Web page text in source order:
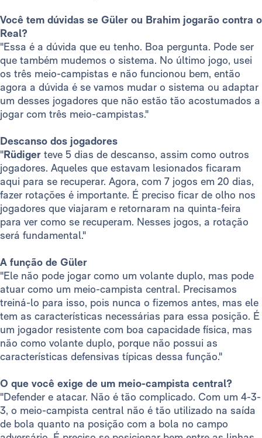
Você tem dúvidas se Güler ou Brahim jogarão contra o
Real?
"Essa é a dúvida que eu tenho. Boa pergunta. Pode ser
que também mudemos o sistema. No último jogo, usei
os três meio-campistas e não funcionou bem, então
agora a dúvida é se vamos mudar o sistema ou adaptar
um desses jogadores que não estão tão acostumados a
jogar com três meio-campistas."
Descanso dos jogadores
"Rüdiger teve 5 dias de descanso, assim como outros
jogadores. Aqueles que estavam lesionados ficaram
aqui para se recuperar. Agora, com 7 jogos em 20 dias,
fazer rotações é importante. É preciso ficar de olho nos
jogadores que viajaram e retornaram na quinta-feira
para ver como se recuperam. Nesses jogos, a rotação
será fundamental."
A função de Güler
"Ele não pode jogar como um volante duplo, mas pode
atuar como um meio-campista central. Precisamos
treiná-lo para isso, pois nunca o fizemos antes, mas ele
tem as características necessárias para essa posição. É
um jogador resistente com boa capacidade física, mas
não como volante duplo, porque não possui as
características defensivas típicas dessa função."
O que você exige de um meio-campista central?
"Defender e atacar. Não é tão complicado. Com um 4-3-
3, o meio-campista central não é tão utilizado na saída
de bola quanto na posição com a bola no campo